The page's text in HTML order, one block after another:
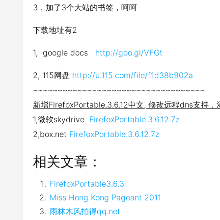
3，加了3个大站的书签，呵呵
下载地址有2
1, google docs http://goo.gl/VFGt
2, 115网盘 http://u.115.com/file/f1d38b902a
~~~~~~~~~~~~~~~~~~~~~~~~~~~~~~~~~~~
新增FirefoxPortable.3.6.12中文, 修改远程dns支持
1,微软skydrive FirefoxPortable.3.6.12.7z
2,box.net FirefoxPortable.3.6.12.7z
相关文章：
FirefoxPortable3.6.3
Miss Hong Kong Pageant 2011
雨林木风拍得qq.net